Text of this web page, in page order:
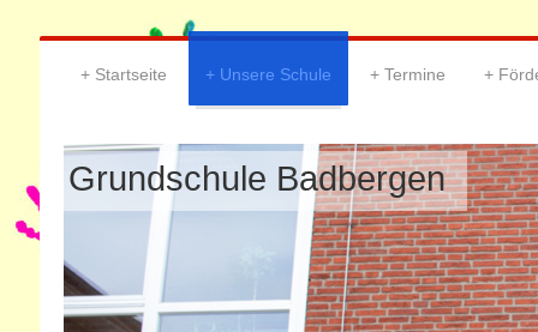
Startseite Unsere Schule Termine
Grundschule Badbergen